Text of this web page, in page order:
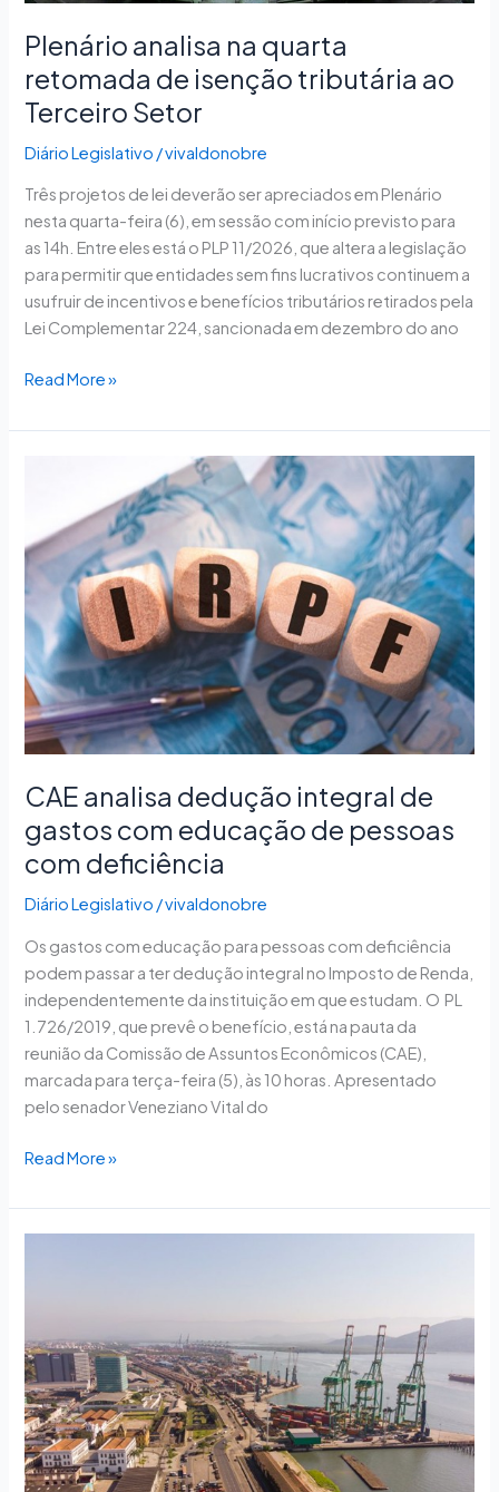
Plenário analisa na quarta
retomada de isenção tributária ao
Terceiro Setor
Diário Legislativo /vivaldonobre
Três projetos de lei deverão ser apreciados em Plenário
nesta quarta-feira (6), em sessão com início previsto para
as 14h. Entre eles está o PLP 11/2026, que altera a legislação
para permitir que entidades sem fins lucrativos continuem a
usufruir de incentivos e benefícios tributários retirados pela
Lei Complementar 224, sancionada em dezembro do ano
Read More »
CAE analisa dedução integral de
gastos com educação de pessoas
com deficiência
Diário Legislativo /vivaldonobre
Os gastos com educação para pessoas com deficiência
podem passar a ter dedução integral no Imposto de Renda,
independentemente da instituição em que estudam. O PL
1.726/2019, que prevê o benefício, está na pauta da
reunião da Comissão de Assuntos Econômicos (CAE),
marcada para terça-feira (5), às 10 horas. Apresentado
pelo senador Veneziano Vital do
dedução
integral
de
gastos
com
educação
de
pessoas
com
Read More »
análise
de
incentivo
à
exportação
pela